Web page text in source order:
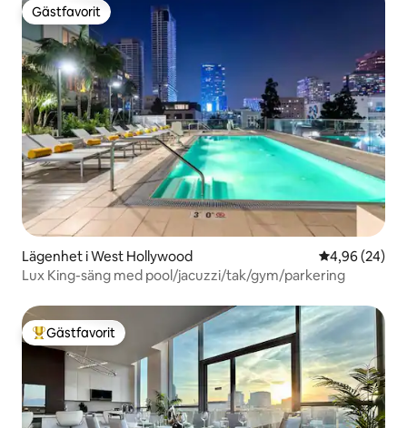
Gästfavorit
Gästfavorit
Lägenhet i West Hollywood 4,96 av 5 i
4,96 (24)
Lux King-säng med pool/jacuzzi/tak/gym/parkering
Populär gästfavorit
Gästfavorit